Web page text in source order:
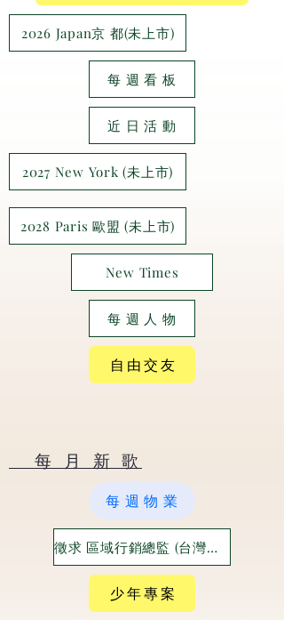
2026 Japan京 都(未上市)
每 週 看 板
近 日 活 動
2027 New York (未上市)
2028 Paris 歐盟 (未上市)
New Times
每 週 人 物
自 由 交 友
​ 每 月 新 歌
每 週 物 業
徵求 區域行銷總監 (台灣六大都)
少 年 專 案